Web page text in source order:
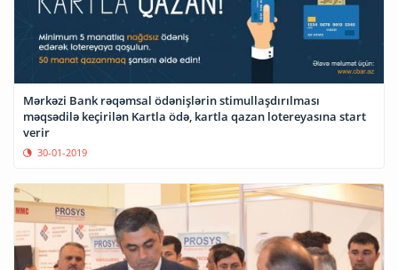
Mərkəzi Bank rəqəmsal ödənişlərin stimullaşdırılması
məqsədilə keçirilən Kartla ödə, kartla qazan lotereyasına start
verir
30-01-2019